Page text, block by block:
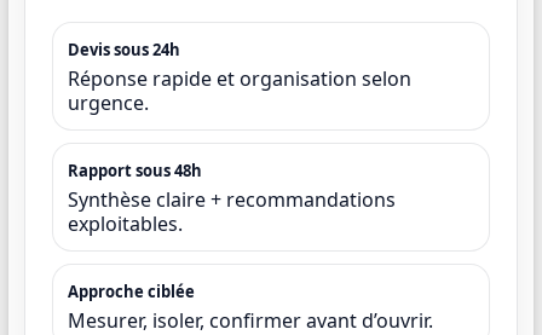
Devis sous 24h
Réponse rapide et organisation selon
urgence.
Rapport sous 48h
Synthèse claire + recommandations
exploitables.
Approche ciblée
Mesurer, isoler, confirmer avant d’ouvrir.